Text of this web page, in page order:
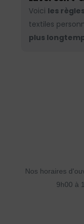
Voici les
textiles
plus
Nos horaires
9h00 à